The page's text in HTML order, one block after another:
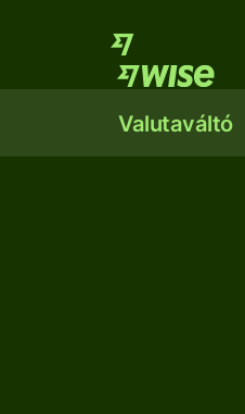
Valutaváltó